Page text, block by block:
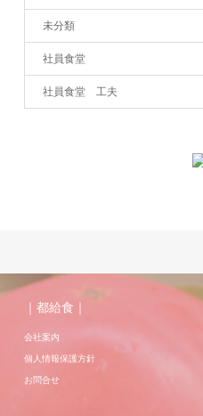
未分類
社員食堂
社員食堂 工夫
｜都給食｜
会社案内
個人情報保護方針
お問合せ